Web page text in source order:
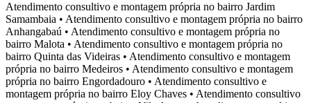
Atendimento consultivo e montagem própria no bairro Jardim
Samambaia • Atendimento consultivo e montagem própria no bairro
Anhangabaú • Atendimento consultivo e montagem própria no
bairro Malota • Atendimento consultivo e montagem própria no
bairro Quinta das Videiras • Atendimento consultivo e montagem
própria no bairro Medeiros • Atendimento consultivo e montagem
própria no bairro Engordadouro • Atendimento consultivo e
montagem própria no bairro Eloy Chaves • Atendimento consultivo